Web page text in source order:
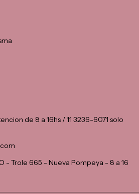
de 8 a 16hs / 11 3236-6071 solo
- Trole 665 - Nueva Pompeya - 8 a 16